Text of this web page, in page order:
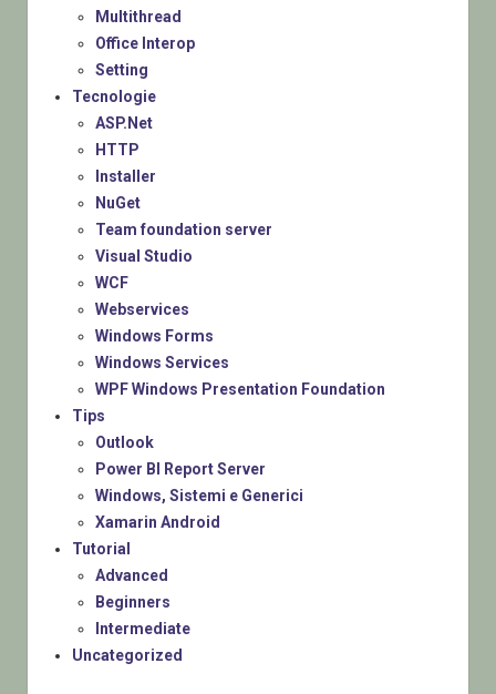
Multithread
Office Interop
Setting
Tecnologie
ASP.Net
HTTP
Installer
NuGet
Team foundation server
Visual Studio
WCF
Webservices
Windows Forms
Windows Services
WPF Windows Presentation Foundation
Tips
Outlook
Power BI Report Server
Windows, Sistemi e Generici
Xamarin Android
Tutorial
Advanced
Beginners
Intermediate
Uncategorized